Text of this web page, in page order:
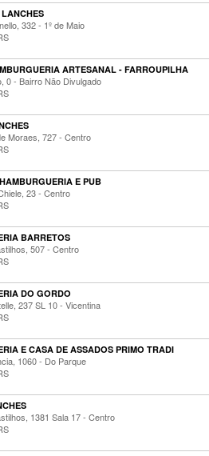
332 - 1º de Maio
ARTESANAL - FARROUPILHA
0 - Bairro Não Divulgado
Moraes, 727 - Centro
E PUB
23 - Centro
BARRETOS
507 - Centro
DO GORDO
237 SL 10 - Vicentina
E CASA DE ASSADOS PRIMO TRADI
1060 - Do Parque
1381 Sala 17 - Centro